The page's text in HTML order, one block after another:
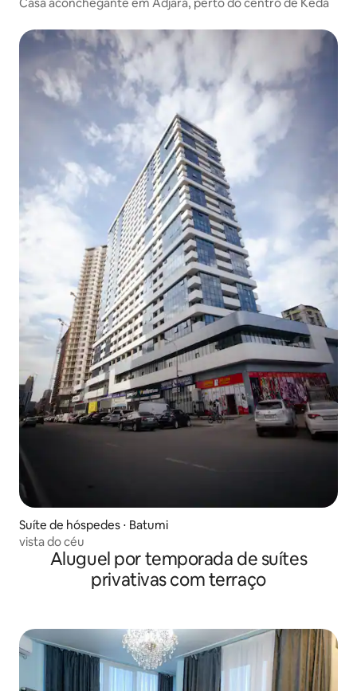
Suíte de hóspedes ⋅ Batumi
vista do céu
Aluguel por temporada de suítes
privativas com terraço